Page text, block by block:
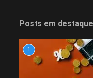
Posts em destaque
1